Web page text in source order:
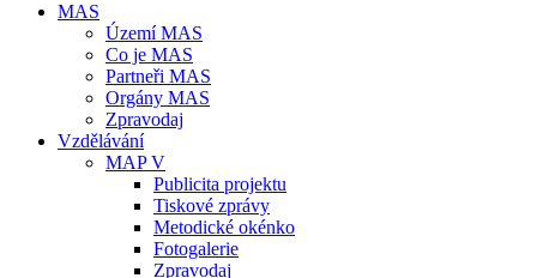
MAS
Území MAS
Co je MAS
Partneři MAS
Orgány MAS
Zpravodaj
Vzdělávání
MAP V
Publicita projektu
Tiskové zprávy
Metodické okénko
Fotogalerie
Zpravodaj